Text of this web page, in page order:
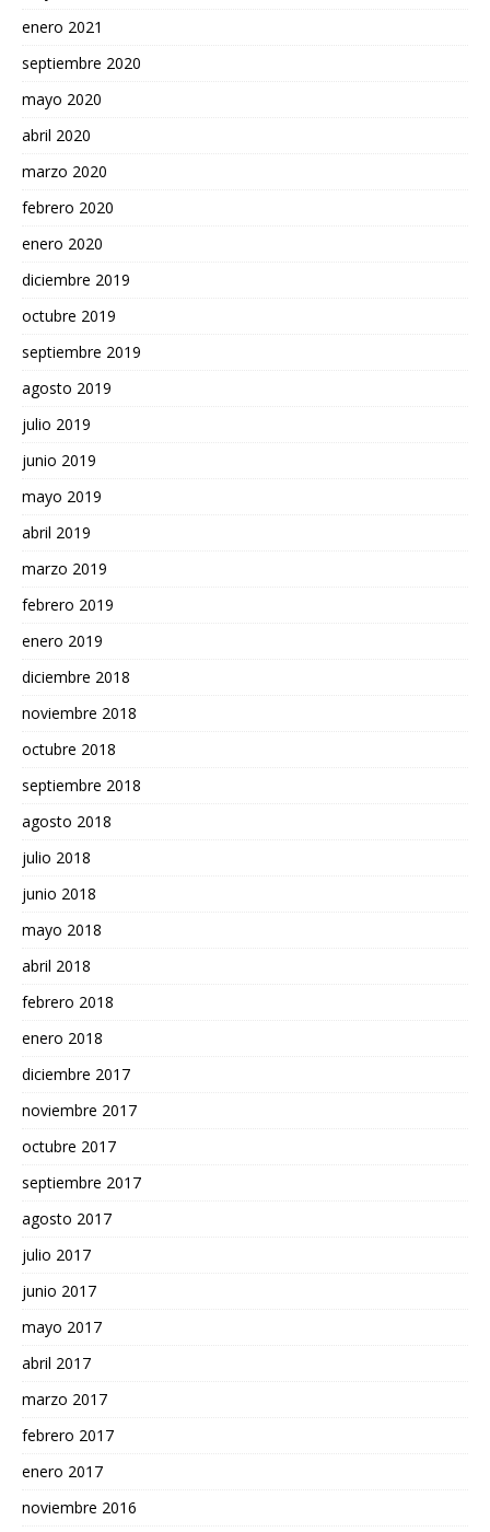
enero 2021
septiembre 2020
mayo 2020
abril 2020
marzo 2020
febrero 2020
enero 2020
diciembre 2019
octubre 2019
septiembre 2019
agosto 2019
julio 2019
junio 2019
mayo 2019
abril 2019
marzo 2019
febrero 2019
enero 2019
diciembre 2018
noviembre 2018
octubre 2018
septiembre 2018
agosto 2018
julio 2018
junio 2018
mayo 2018
abril 2018
febrero 2018
enero 2018
diciembre 2017
noviembre 2017
octubre 2017
septiembre 2017
agosto 2017
julio 2017
junio 2017
mayo 2017
abril 2017
marzo 2017
febrero 2017
enero 2017
noviembre 2016